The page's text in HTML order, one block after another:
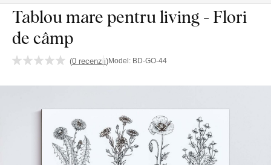
Tablou mare pentru living - Flori
de câmp
(0 recenzii)Model: BD-GO-44